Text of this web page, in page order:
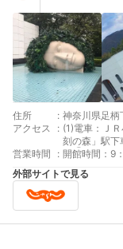
住所 : 神奈川県足柄
アクセス
: (1)電車：Ｊ
刻の森」駅下車、徒歩２分 (2)
車①：東名厚
宮ノ下交差点
名御殿場IC→
右折、約５０
営業時間 : 開館時間：9
外部サイトで見る